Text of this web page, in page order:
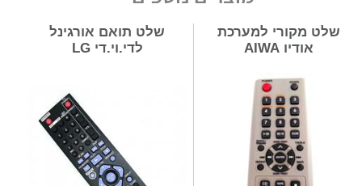
שלט מקורי למערכת
אודיו AIWA
שלט תואם אורגינל
לדי.וי.די LG